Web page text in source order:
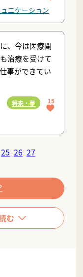
ニケーション
、今は医療関
治療を受けて
事ができてい
将来・夢 15
25 26 27